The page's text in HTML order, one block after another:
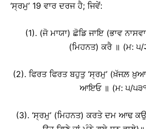
‘ਸ੍ਰਮੁ’ 19 ਵਾਰ ਦਰਜ ਹੈ; ਜਿਵੇਂ:
(1). (ਜੋ ਮਾਯਾ) ਛੋਡਿ ਜਾਇ (ਭਾਵ
(ਮਿਹਨਤ) ਕਰੈ ॥ (ਮ: ੫/
(2). ਫਿਰਤ ਫਿਰਤ ਬਹੁਤੁ ‘ਸ੍ਰਮੁ’ (ਖ਼ੱਜਲ਼
ਆਇਓ ॥ (ਮ: ੫/
(3). ‘ਸ੍ਰਮੁ’ (ਮਿਹਨਤ) ਕਰਤੇ ਦਮ ਆਢ